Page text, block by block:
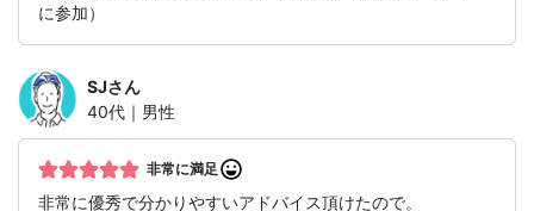
に参加）
SJさん
40代｜男性
非常に満足
非常に優秀で分かりやすいアドバイス頂けたので。